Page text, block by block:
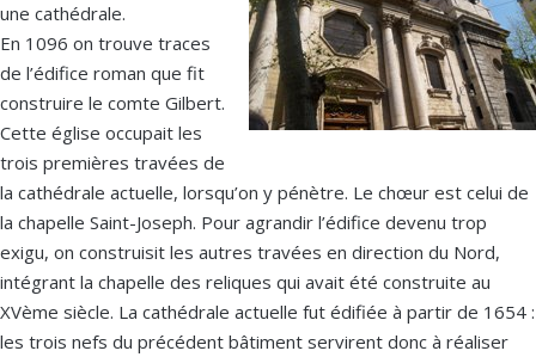
une cathédrale.
En 1096 on trouve traces
de l’édifice roman que fit
construire le comte Gilbert.
Cette église occupait les
trois premières travées de
la cathédrale actuelle, lorsqu’on y pénètre. Le chœur est celui de
la chapelle Saint-Joseph. Pour agrandir l’édifice devenu trop
exigu, on construisit les autres travées en direction du Nord,
intégrant la chapelle des reliques qui avait été construite au
XVème siècle. La cathédrale actuelle fut édifiée à partir de 1654 :
les trois nefs du précédent bâtiment servirent donc à réaliser